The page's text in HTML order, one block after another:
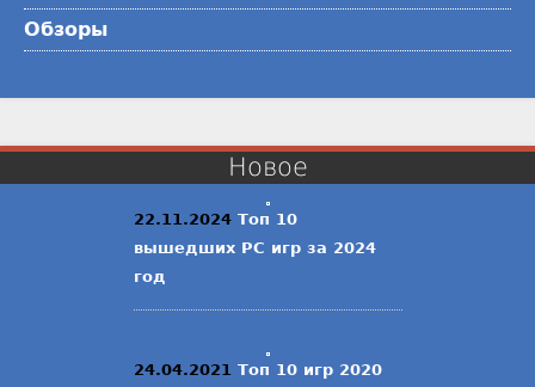
Обзоры
Новое
22.11.2024 Топ 10
вышедших PC игр за 2024
год
24.04.2021 Топ 10 игр 2020